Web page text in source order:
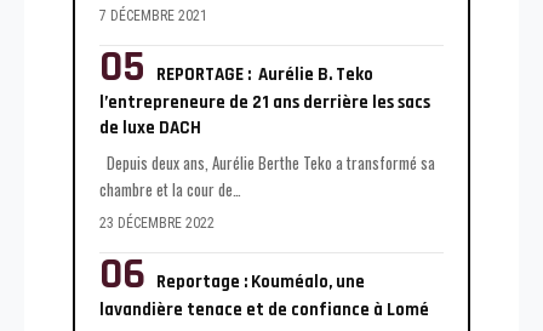
7 DÉCEMBRE 2021
REPORTAGE : Aurélie B. Teko
l’entrepreneure de 21 ans derrière les sacs
de luxe DACH
Depuis deux ans, Aurélie Berthe Teko a transformé sa
chambre et la cour de…
23 DÉCEMBRE 2022
Reportage : Kouméalo, une
lavandière tenace et de confiance à Lomé